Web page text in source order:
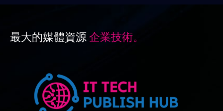
最大的媒體資源 企業技術。